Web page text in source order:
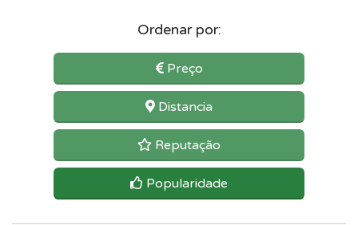
Ordenar por:
Preço
Distancia
Reputação
Popularidade